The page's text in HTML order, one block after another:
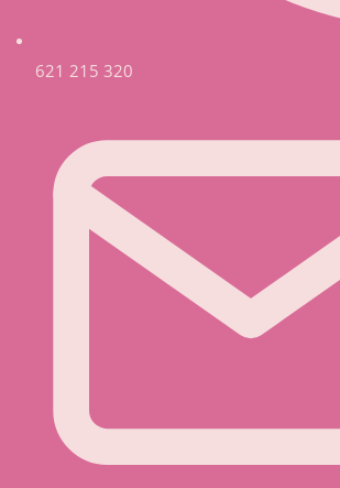
621 215 320